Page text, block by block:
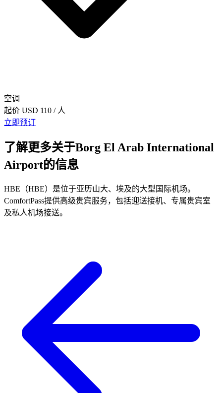
空调
起价 USD 110 / 人
立即预订
了解更多关于Borg El Arab International
Airport的信息
HBE（HBE）是位于亚历山大、埃及的大型国际机场。
ComfortPass提供高级贵宾服务，包括迎送接机、专属贵宾室
及私人机场接送。